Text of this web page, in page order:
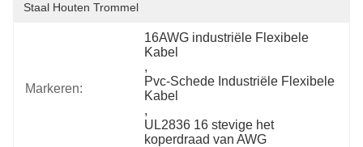
Staal Houten Trommel
Markeren:
16AWG industriële Flexibele
Kabel
,
Pvc-Schede Industriële Flexibele
Kabel
,
UL2836 16 stevige het
koperdraad van AWG